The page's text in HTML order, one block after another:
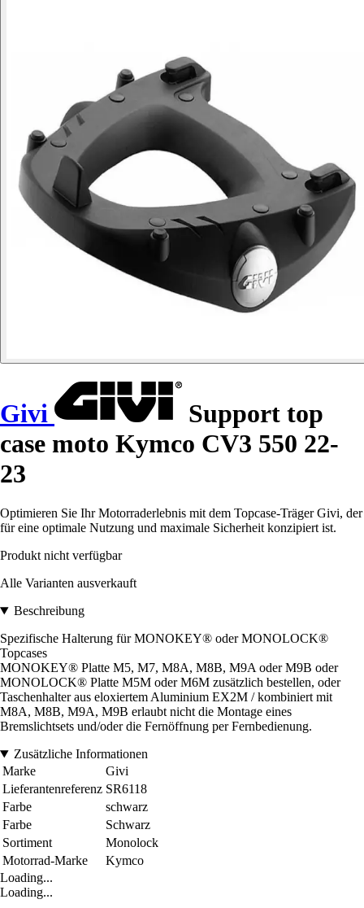
Givi
Support top
case moto Kymco CV3 550 22-
23
Optimieren Sie Ihr Motorraderlebnis mit dem Topcase-Träger Givi, der
für eine optimale Nutzung und maximale Sicherheit konzipiert ist.
Produkt nicht verfügbar
Alle Varianten ausverkauft
Beschreibung
Spezifische Halterung für MONOKEY® oder MONOLOCK®
Topcases
MONOKEY® Platte M5, M7, M8A, M8B, M9A oder M9B oder
MONOLOCK® Platte M5M oder M6M zusätzlich bestellen, oder
Taschenhalter aus eloxiertem Aluminium EX2M / kombiniert mit
M8A, M8B, M9A, M9B erlaubt nicht die Montage eines
Bremslichtsets und/oder die Fernöffnung per Fernbedienung.
Zusätzliche Informationen
Marke
Givi
Lieferantenreferenz SR6118
Farbe
schwarz
Farbe
Schwarz
Sortiment
Monolock
Motorrad-Marke
Kymco
Loading...
Loading...